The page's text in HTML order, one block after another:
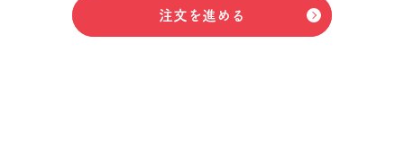
注文を進める